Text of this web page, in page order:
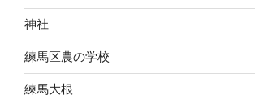
神社
練馬区農の学校
練馬大根